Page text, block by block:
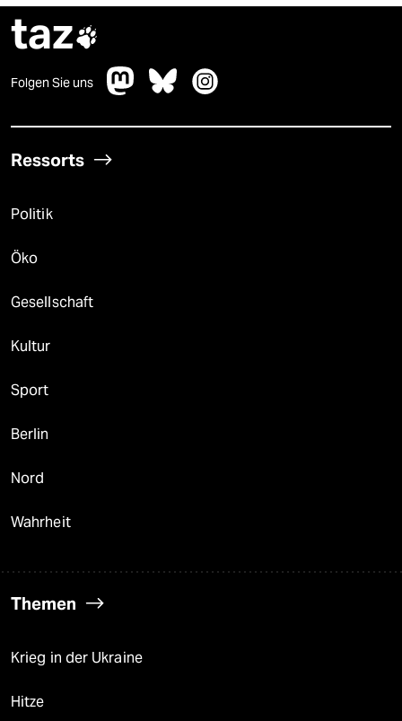
taz
Folgen Sie uns
Ressorts
Politik
Öko
Gesellschaft
Kultur
Sport
Berlin
Nord
Wahrheit
Themen
Krieg in der Ukraine
Hitze